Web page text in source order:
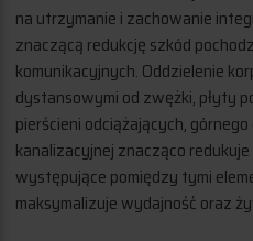
na utrzymanie i zachowanie
znaczącą redukcję szkód
komunikacyjnych. Oddzielenie
dystansowymi od zwężki, płyty
pierścieni odciążających,
kanalizacyjnej znacząco
występujące pomiędzy tymi
maksymalizuje wydajność oraz